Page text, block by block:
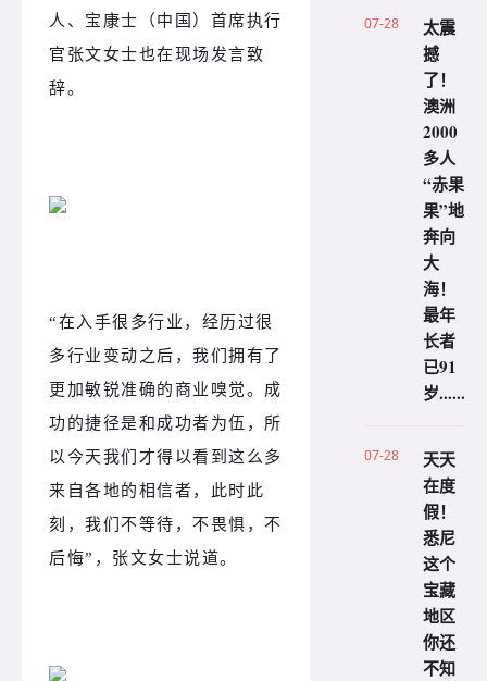
人、宝康士（中国）首席执行
官张文女士也在现场发言致
辞。
“在入手很多行业，经历过很
多行业变动之后，我们拥有了
更加敏锐准确的商业嗅觉。成
功的捷径是和成功者为伍，所
以今天我们才得以看到这么多
来自各地的相信者，此时此
刻，我们不等待，不畏惧，不
后悔”，张文女士说道。
07-28
太震
撼
了！
澳洲
2000
多人
“赤果
果”地
奔向
大
海！
最年
长者
已91
岁......
07-28
天天
在度
假！
悉尼
这个
宝藏
地区
你还
不知